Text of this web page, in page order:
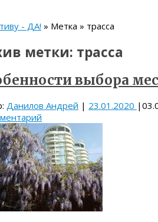
- ДА! » Метка » трасса
метки: трасса
выбора
Данилов Андрей | 23.01.2020 |